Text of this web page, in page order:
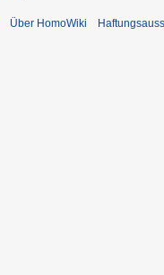
Über HomoWiki